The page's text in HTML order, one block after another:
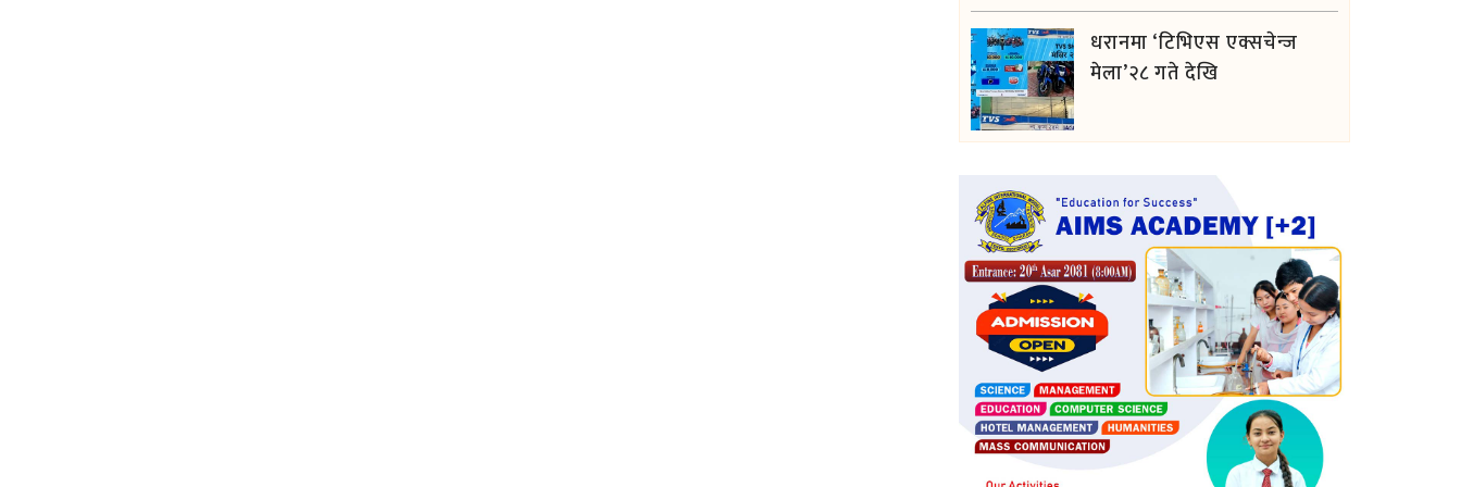
धरानमा ‘टिभिएस एक्सचेन्ज
मेला’२८ गते देखि